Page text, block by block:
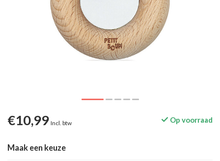
€10,99 Incl. btw Op voorraad
Maak een keuze